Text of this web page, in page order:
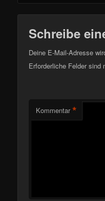
Schreibe
Deine E-Mail-Adresse
Erforderliche Felder
Kommentar *